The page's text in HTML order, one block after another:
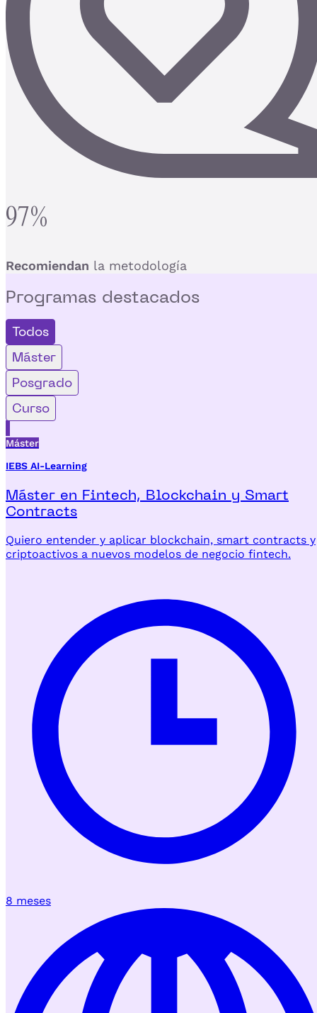
97%
Recomiendan la metodología
Programas destacados
Todos
Máster
Posgrado
Curso
Máster
IEBS AI-Learning
Máster en Fintech, Blockchain y Smart
Contracts
Quiero entender y aplicar blockchain, smart contracts y
criptoactivos a nuevos modelos de negocio fintech.
8 meses